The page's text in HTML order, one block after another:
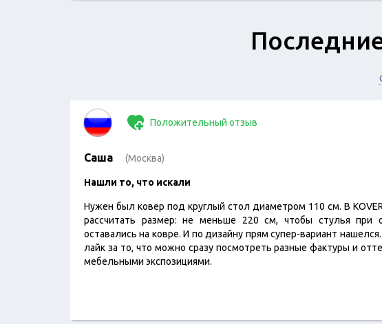
Положительный отзыв
Саша (Москва)
Нашли то, что искали
Нужен был ковер под круглый стол диаметром 110 см. В
рассчитать размер: не меньше 220 см, чтобы стулья при
оставались на ковре. И по дизайну прям супер-вариант
лайк за то, что можно сразу посмотреть разные фактуры и
мебельными экспозициями.